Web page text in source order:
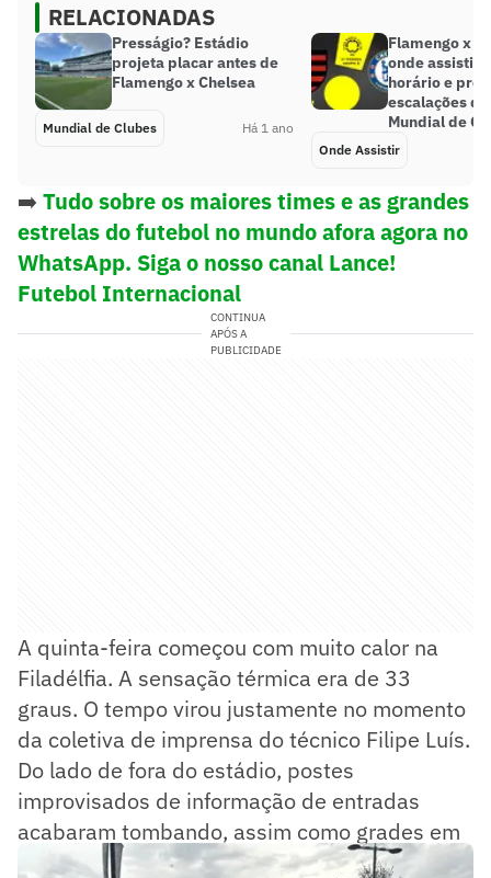
RELACIONADAS
Presságio? Estádio
projeta placar antes de
Flamengo x Chelsea
Mundial de Clubes Há 1 ano
Flamengo x
onde assistir
horário e
escalações
Mundial de
Onde Assistir
➡️ Tudo sobre os maiores times e as grandes
estrelas do futebol no mundo afora agora no
WhatsApp. Siga o nosso canal Lance!
Futebol Internacional
CONTINUA
APÓS A
PUBLICIDADE
A quinta-feira começou com muito calor na
Filadélfia. A sensação térmica era de 33
graus. O tempo virou justamente no momento
da coletiva de imprensa do técnico Filipe Luís.
Do lado de fora do estádio, postes
improvisados de informação de entradas
acabaram tombando, assim como grades em
um dos estacionamentos do local.